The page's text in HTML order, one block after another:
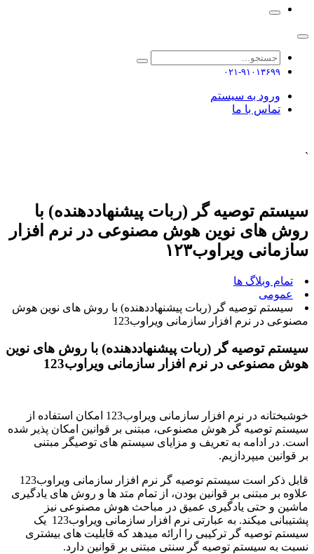
۰۲۱-۹۱۰۱۳۶۹۹
ورود به سیستم
تماس با ما
`
سیستم توصیه گر (ربات پیشنهاددهنده) با
روش های نوین هوش مصنوعی در نرم افزار
سازمانی ویراوب۱۲۳
تمام وبلاگ ها
عمومی
سیستم توصیه گر (ربات پیشنهاددهنده) با روش های نوین هوش
مصنوعی در نرم افزار سازمانی ویراوب123
سیستم توصیه گر (ربات پیشنهاددهنده) با روش های نوین
هوش مصنوعی در نرم افزار سازمانی ویراوب123
خوشبختانه در نرم افزار سازمانی ویراوب123 امکان استفاده از
سیستم توصیه گر هوش مصنوعی، مبتنی بر قوانين امکان پذیر شده
است. در ادامه به تعریف و مزایای سیستم های توصیگر مبتنی
بر قوانين میپردازیم.
قابل ذکر است سیستم توصیه گر نرم افزار سازمانی ویراوب123
علاوه بر مبتنی بر قوانین بودن، از تمام متد ها و روش های یادگیری
ماشین و حتی یادگیری عمیق در مباحث هوش مصنوعی نیز
پشتیبانی میکند. به عبارتی نرم افزار سازمانی ویراوب123 یک
سیستم توصیه گر ترکیبی را ارائه میدهد که قابلیت های بیشتری
نسبت به سیستم توصیه گر سنتی مبتنی بر قوانین دارد.